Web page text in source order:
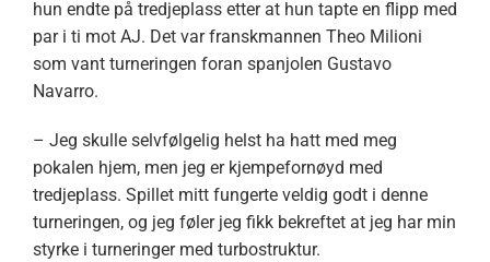
hun endte på tredjeplass etter at hun tapte en flipp med
par i ti mot AJ. Det var franskmannen Theo Milioni
som vant turneringen foran spanjolen Gustavo
Navarro.
– Jeg skulle selvfølgelig helst ha hatt med meg
pokalen hjem, men jeg er kjempefornøyd med
tredjeplass. Spillet mitt fungerte veldig godt i denne
turneringen, og jeg føler jeg fikk bekreftet at jeg har min
styrke i turneringer med turbostruktur.